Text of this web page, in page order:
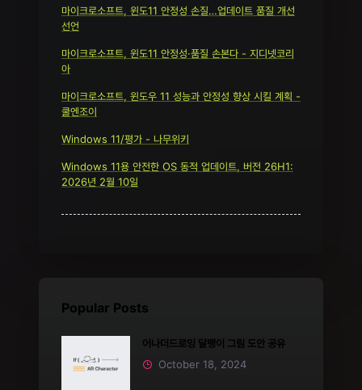
마이크로소프트, 윈도11 안정성 손질…업데이트 품질 개선
선언
마이크로소프트, 윈도11 안정성·품질 손본다 - 지디넷코리
아
마이크로소프트, 윈도우 11 성능과 안정성 향상 시킬 계획 -
쿨엔조이
Windows 11/평가 - 나무위키
Windows 11용 안전한 OS 동적 업데이트, 버전 26H1:
2026년 2월 10일
Popular Posts
어나더드로잉 달팽이 그림 도안 공유
October 18, 2024